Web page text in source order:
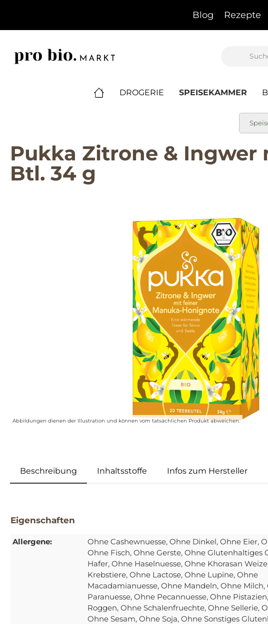
Blog Rezepte
DROGERIE SPEISEKAMMER
Pukka Zitrone &
Btl. 34 g
Abbildungen dienen der Illustration und können vom tatsächlichen Produkt abweichen.
Beschreibung Inhaltsstoffe Infos zum Hersteller
Eigenschaften
Allergene: Ohne Cashewnuesse, Ohne Dinkel, Ohne Eier,
Ohne Fisch, Ohne Gerste, Ohne Glutenhaltiges
Hafer, Ohne Haselnuesse, Ohne Khorasan
Krebstiere, Ohne Lactose, Ohne Lupine, Ohne
Macadamianuesse, Ohne Mandeln, Ohne Milch,
Paranuesse, Ohne Pecannuesse, Ohne Pistazien
Roggen, Ohne Schalenfruechte, Ohne Sellerie,
Ohne Sesam, Ohne Soja, Ohne Sonstiges